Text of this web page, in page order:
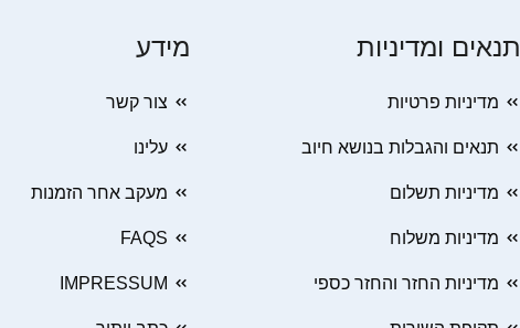
תנאים ומדיניות
מדיניות פרטיות
תנאים והגבלות בנושא חיוב
מדיניות תשלום
מדיניות משלוח
מדיניות החזר והחזר כספי
מידע
צור קשר
עלינו
מעקב אחר הזמנות
FAQS
IMPRESSUM